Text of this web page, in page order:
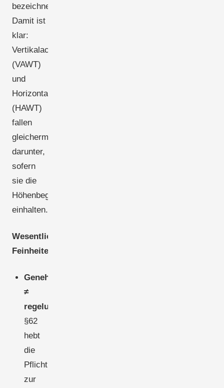
bezeichnet.
Damit ist
klar:
Vertikalachsenanlagen
(VAWT)
und
Horizontalachsenanlagen
(HAWT)
fallen
gleichermaßen
darunter,
sofern
sie die
Höhenbegrenzung
einhalten.
Wesentliche
Feinheiten:
Genehmigungsfrei
≠
regelungsfrei.
§62
hebt
die
Pflicht
zur